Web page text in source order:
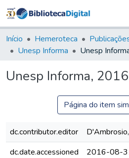
&
Tudo na
Digital
Início Hemeroteca
Unesp Informa
Unesp Informa,
Página do item
dc.contributor.editor
dc.date.accessioned
2016-08-